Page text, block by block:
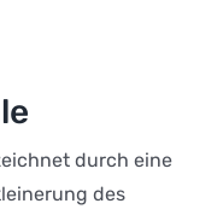
durch eine
des